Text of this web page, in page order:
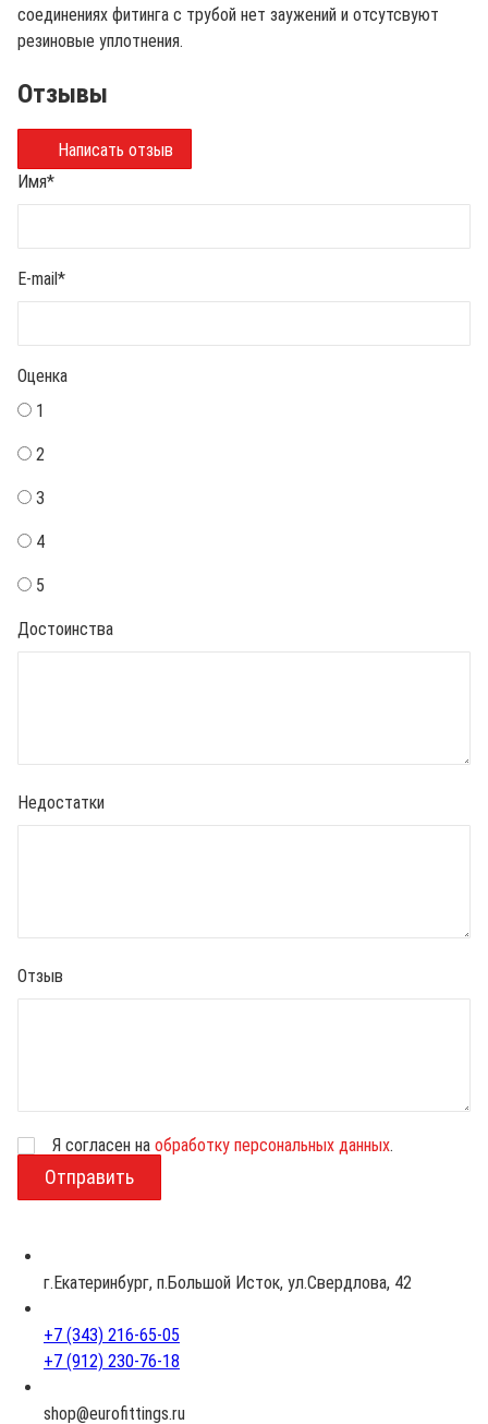
соединениях фитинга с трубой нет заужений и отсутсвуют
резиновые уплотнения.
Отзывы
Написать отзыв
Имя*
E-mail*
Оценка
1
2
3
4
5
Достоинства
Недостатки
Отзыв
з
Я согласен на обработку персональных данных.
г.Екатеринбург, п.Большой Исток, ул.Свердлова, 42
+7 (343) 216-65-05
+7 (912) 230-76-18
shop@eurofittings.ru